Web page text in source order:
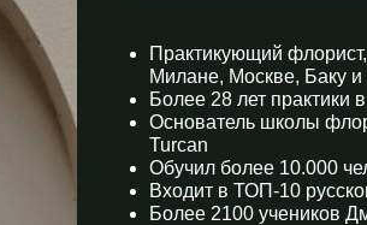
Практикующий
Милане, Москве, Баку и
Более 28 лет практики
Основатель школы
Turcan
Обучил более 10.000
Входит в ТОП-10
Более 2100 учеников